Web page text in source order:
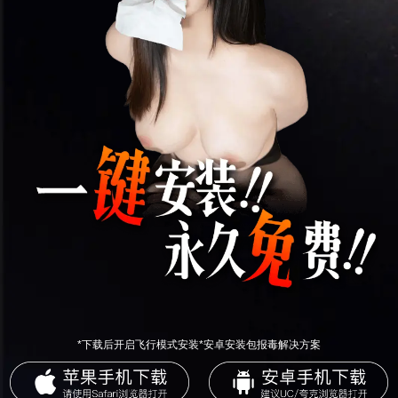
*下载后开启飞行模式安装*安卓安装包报毒解决方案